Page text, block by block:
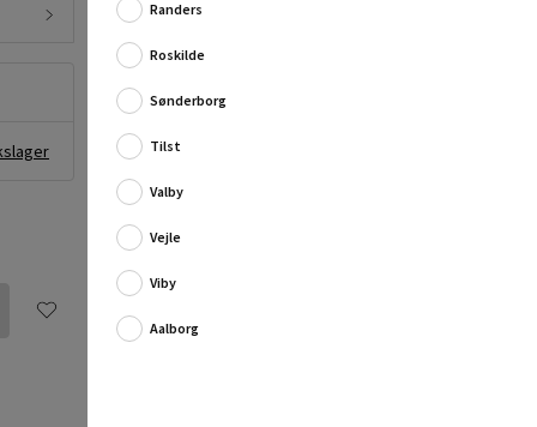
Fuld produktbeskrivelse
Randers
Roskilde
Sønderborg
Tilst
Valby
Vejle
Viby
Aalborg